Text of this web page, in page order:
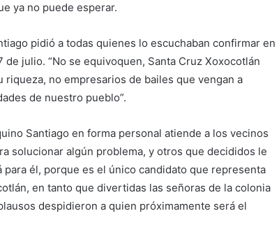
ya no puede esperar.
pidió a todas quienes lo escuchaban confirmar en
julio. “No se equivoquen, Santa Cruz Xoxocotlán
no empresarios de bailes que vengan a
de nuestro pueblo”.
Santiago en forma personal atiende a los vecinos
solucionar algún problema, y otros que decididos le
él, porque es el único candidato que representa
en tanto que divertidas las señoras de la colonia
despidieron a quien próximamente será el